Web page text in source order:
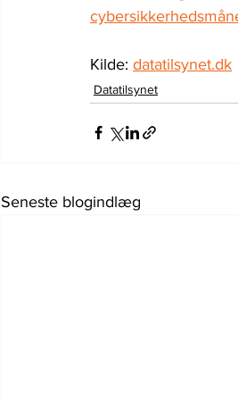
Kilde: datatilsynet.dk
Datatilsynet
Seneste blogindlæg